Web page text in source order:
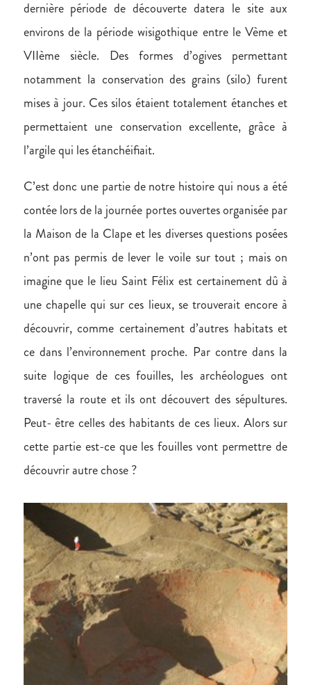
dernière période de découverte datera le site aux
environs de la période wisigothique entre le Vème et
VIIème siècle. Des formes d’ogives permettant
notamment la conservation des grains (silo) furent
mises à jour. Ces silos étaient totalement étanches et
permettaient une conservation excellente, grâce à
l’argile qui les étanchéifiait.
C’est donc une partie de notre histoire qui nous a été
contée lors de la journée portes ouvertes organisée par
la Maison de la Clape et les diverses questions posées
n’ont pas permis de lever le voile sur tout ; mais on
imagine que le lieu Saint Félix est certainement dû à
une chapelle qui sur ces lieux, se trouverait encore à
découvrir, comme certainement d’autres habitats et
ce dans l’environnement proche. Par contre dans la
suite logique de ces fouilles, les archéologues ont
traversé la route et ils ont découvert des sépultures.
Peut- être celles des habitants de ces lieux. Alors sur
cette partie est-ce que les fouilles vont permettre de
découvrir autre chose ?